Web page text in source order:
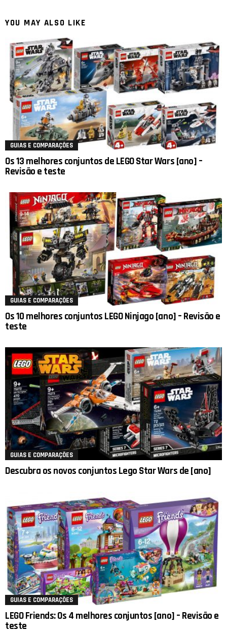
YOU MAY ALSO LIKE
GUIAS E COMPARAÇÕES
Os 13 melhores conjuntos de LEGO Star Wars [ano] –
Revisão e teste
GUIAS E COMPARAÇÕES
Os 10 melhores conjuntos LEGO Ninjago [ano] – Revisão e
teste
GUIAS E COMPARAÇÕES
Descubra os novos conjuntos Lego Star Wars de [ano]
GUIAS E COMPARAÇÕES
LEGO Friends: Os 4 melhores conjuntos [ano] – Revisão e
teste